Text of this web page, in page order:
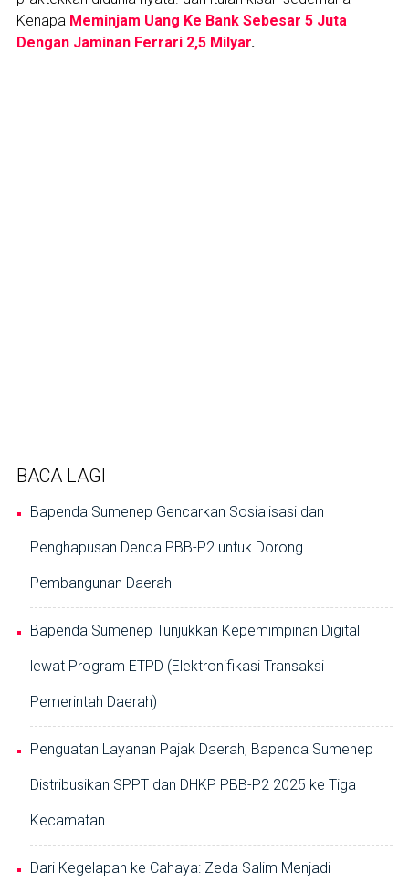
Kenapa Meminjam Uang Ke Bank Sebesar 5 Juta
Dengan Jaminan Ferrari 2,5 Milyar.
BACA LAGI
Bapenda Sumenep Gencarkan Sosialisasi dan
Penghapusan Denda PBB-P2 untuk Dorong
Pembangunan Daerah
Bapenda Sumenep Tunjukkan Kepemimpinan Digital
lewat Program ETPD (Elektronifikasi Transaksi
Pemerintah Daerah)
Penguatan Layanan Pajak Daerah, Bapenda Sumenep
Distribusikan SPPT dan DHKP PBB-P2 2025 ke Tiga
Kecamatan
Dari Kegelapan ke Cahaya: Zeda Salim Menjadi